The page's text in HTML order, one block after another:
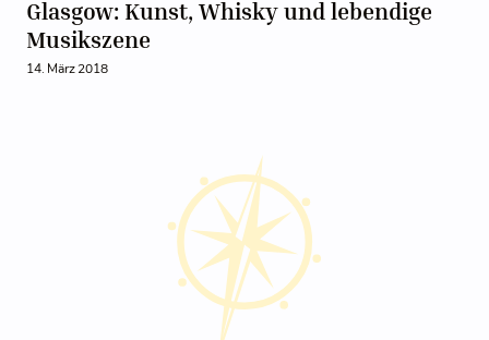
Glasgow: Kunst, Whisky und lebendige
Musikszene
14. März 2018